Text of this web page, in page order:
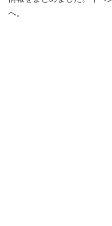
へ。